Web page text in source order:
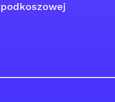
podkoszowej